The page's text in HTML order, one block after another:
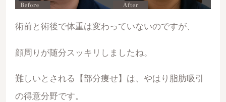
術前と術後で体重は変わっていないのですが、
顔周りが随分スッキリしましたね。
難しいとされる【部分痩せ】は、やはり脂肪吸引
の得意分野です。